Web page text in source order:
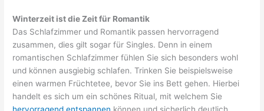
Winterzeit ist die Zeit für Romantik
Das Schlafzimmer und Romantik passen hervorragend
zusammen, dies gilt sogar für Singles. Denn in einem
romantischen Schlafzimmer fühlen Sie sich besonders wohl
und können ausgiebig schlafen. Trinken Sie beispielsweise
einen warmen Früchtetee, bevor Sie ins Bett gehen. Hierbei
handelt es sich um ein schönes Ritual, mit welchem Sie